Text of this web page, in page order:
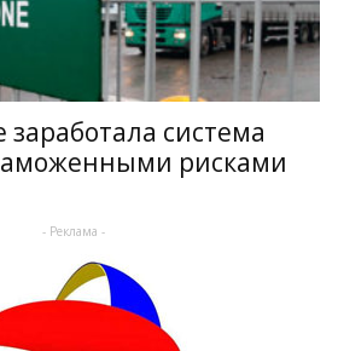
заработала система
рисками
- Реклама -